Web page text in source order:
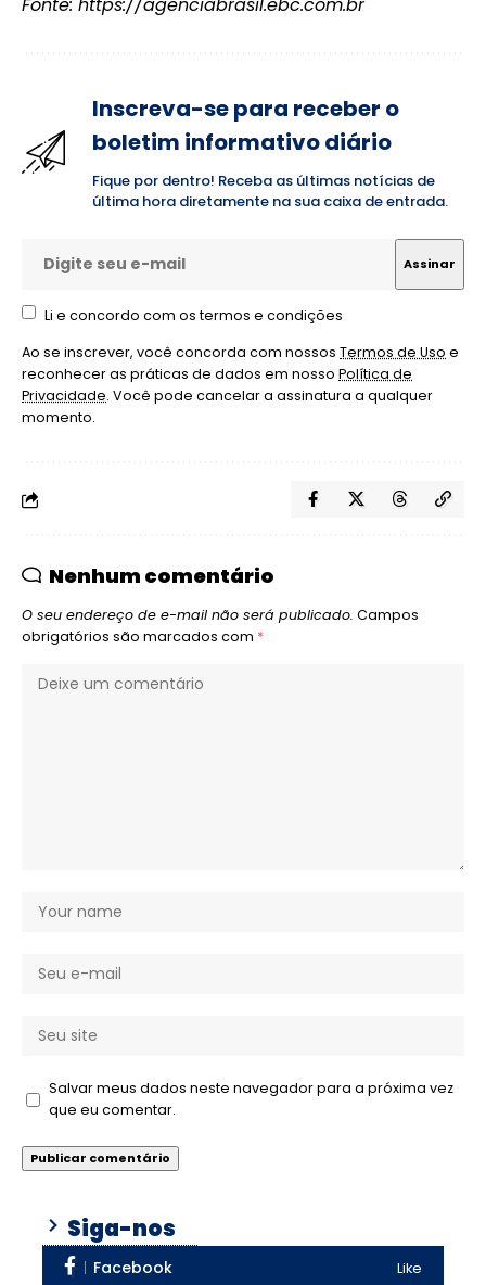
Inscreva-se para receber o
boletim informativo diário
Fique por dentro! Receba as últimas notícias de
última hora diretamente na sua caixa de entrada.
Li e concordo com os termos e condições
Ao se inscrever, você concorda com nossos Termos de Usoe
reconhecer as práticas de dados em nosso Política de
Privacidade. Você pode cancelar a assinatura a qualquer
momento.
Nenhum comentário
O seu endereço de e-mail não será publicado. Campos
obrigatórios são marcados com *
Salvar meus dados neste navegador para a próxima vez
que eu comentar.
Siga-nos
Facebook Like